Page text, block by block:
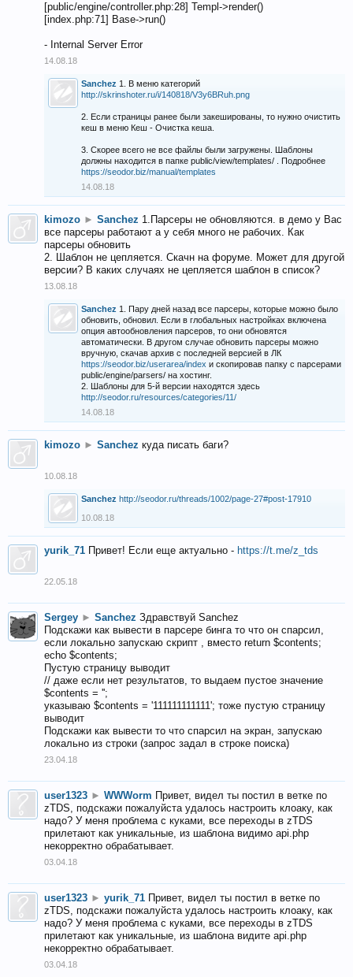
[public/engine/controller.php:28] Templ->render()
[index.php:71] Base->run()
- Internal Server Error
14.08.18
Sanchez 1. В меню категорий
http://skrinshoter.ru/i/140818/V3y6BRuh.png
2. Если страницы ранее были закешированы, то нужно очистить
кеш в меню Кеш - Очистка кеша.
3. Скорее всего не все файлы были загружены. Шаблоны
должны находится в папке public/view/templates/ . Подробнее
https://seodor.biz/manual/templates
14.08.18
kimozo ► Sanchez 1.Парсеры не обновляются. в демо у Вас
все парсеры работают а у себя много не рабочих. Как
парсеры обновить
2. Шаблон не цепляется. Скачн на форуме. Может для другой
версии? В каких случаях не цепляется шаблон в список?
13.08.18
Sanchez 1. Пару дней назад все парсеры, которые можно было
обновить, обновил. Если в глобальных настройках включена
опция автообновления парсеров, то они обновятся
автоматически. В другом случае обновить парсеры можно
вручную, скачав архив с последней версией в ЛК
https://seodor.biz/userarea/index и скопировав папку с парсерами
public/engine/parsers/ на хостинг.
2. Шаблоны для 5-й версии находятся здесь
http://seodor.ru/resources/categories/11/
14.08.18
kimozo ► Sanchez куда писать баги?
10.08.18
Sanchez http://seodor.ru/threads/1002/page-27#post-17910
10.08.18
yurik_71 Привет! Если еще актуально - https://t.me/z_tds
22.05.18
Sergey ► Sanchez Здравствуй Sanchez
Подскажи как вывести в парсере бинга то что он спарсил,
если локально запускаю скрипт , вместо return $contents;
echo $contents;
Пустую страницу выводит
// даже если нет результатов, то выдаем пустое значение
$contents = '';
указываю $contents = '111111111111'; тоже пустую страницу
выводит
Подскажи как вывести то что спарсил на экран, запускаю
локально из строки (запрос задал в строке поиска)
23.04.18
user1323 ► WWWorm Привет, видел ты постил в ветке по
zTDS, подскажи пожалуйста удалось настроить клоаку, как
надо? У меня проблема с куками, все переходы в zTDS
прилетают как уникальные, из шаблона видимо api.php
некорректно обрабатывает.
03.04.18
user1323 ► yurik_71 Привет, видел ты постил в ветке по
zTDS, подскажи пожалуйста удалось настроить клоаку, как
надо? У меня проблема с куками, все переходы в zTDS
прилетают как уникальные, из шаблона видите api.php
некорректно обрабатывает.
03.04.18